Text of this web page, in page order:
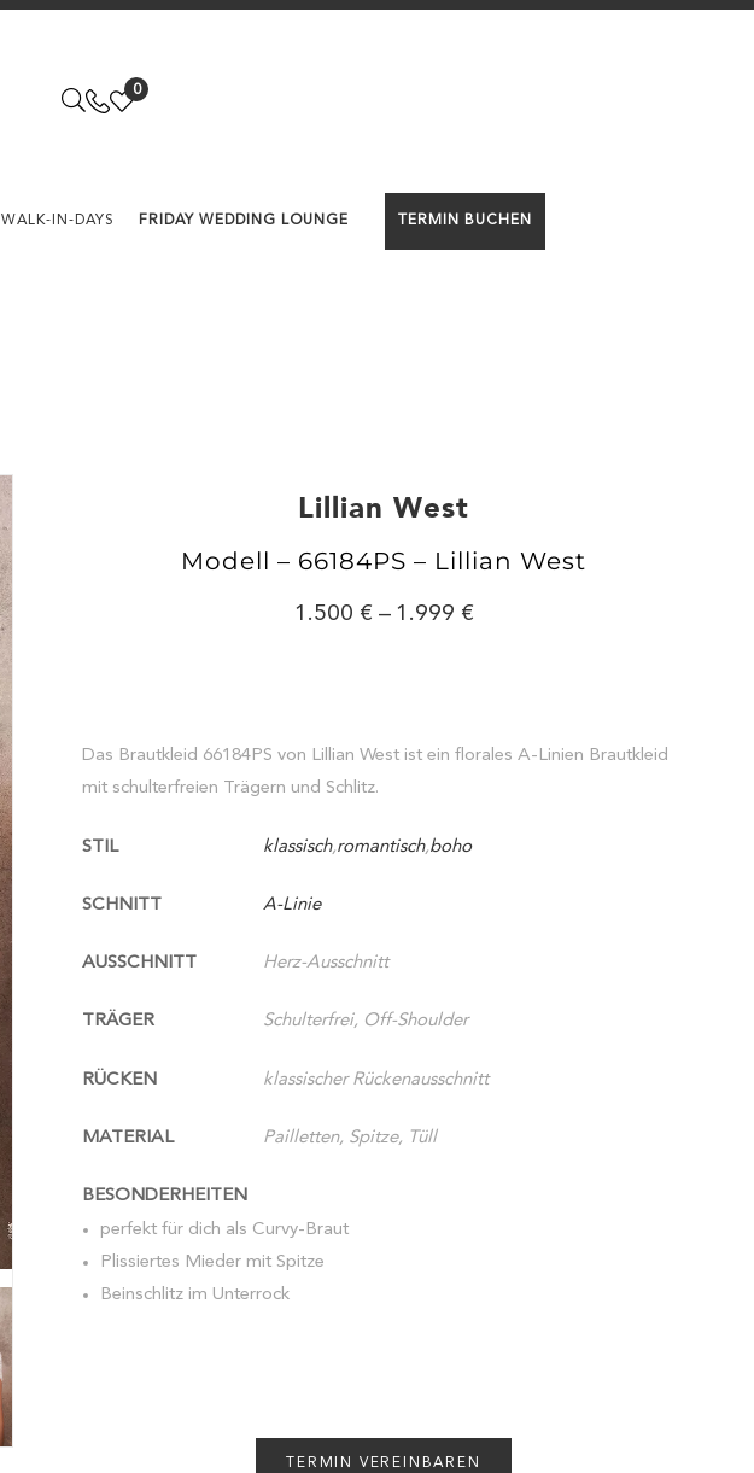
0
WALK-IN-DAYS FRIDAY WEDDING LOUNGE TERMIN BUCHEN
Lillian West
Modell – 66184PS – Lillian West
1.500 – 1.999
Das Brautkleid 66184PS von Lillian West ist ein florales A-Linien Brautkleid
mit schulterfreien Trägern und Schlitz.
STIL klassisch,romantisch,boho
SCHNITT A-Linie
AUSSCHNITT Herz-Ausschnitt
TRÄGER Schulterfrei, Off-Shoulder
RÜCKEN klassischer Rückenausschnitt
MATERIAL Pailletten, Spitze, Tüll
BESONDERHEITEN
perfekt für dich als Curvy-Braut
Plissiertes Mieder mit Spitze
Beinschlitz im Unterrock
TERMIN VEREINBAREN